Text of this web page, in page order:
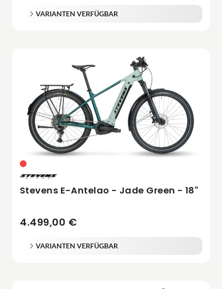
VARIANTEN VERFÜGBAR
Stevens E-Antelao - Jade Green - 18"
4.499,00 €
VARIANTEN VERFÜGBAR